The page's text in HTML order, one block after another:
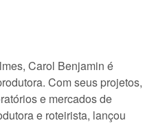
Carol Benjamin é
Com seus projetos,
e mercados de
e roteirista, lançou